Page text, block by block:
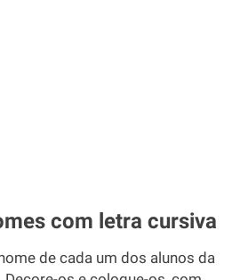
com letra cursiva
de cada um dos alunos da